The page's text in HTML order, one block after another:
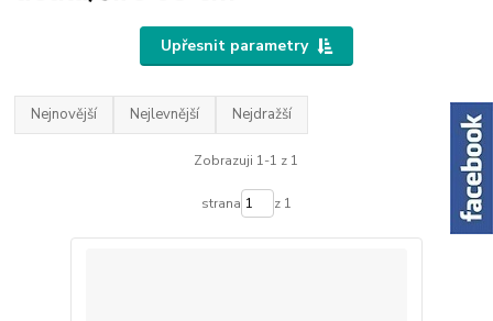
Upřesnit parametry
Nejnovější Nejlevnější Nejdražší
Zobrazuji 1-1 z 1
strana z 1